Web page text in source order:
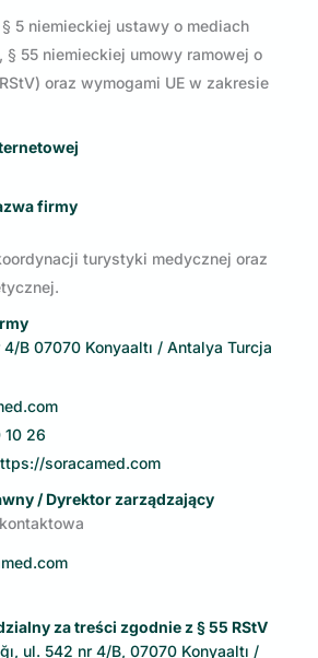
5 niemieckiej ustawy o mediach
§ 55 niemieckiej umowy ramowej o
oraz wymogami UE w zakresie
firmy
turystyki medycznej oraz
B 07070 Konyaaltı / Antalya Turcja
10 26
soracamed.com
/ Dyrektor zarządzający
za treści zgodnie z § 55 RStV
ul. 542 nr 4/B, 07070 Konyaaltı /